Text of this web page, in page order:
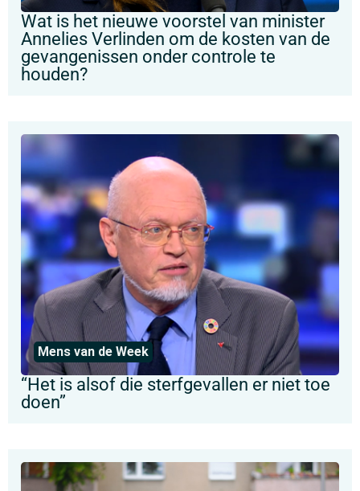
Wat is het nieuwe voorstel van minister
Annelies Verlinden om de kosten van de
gevangenissen onder controle te
houden?
Mens van de Week
“Het is alsof die sterfgevallen er niet toe
doen”